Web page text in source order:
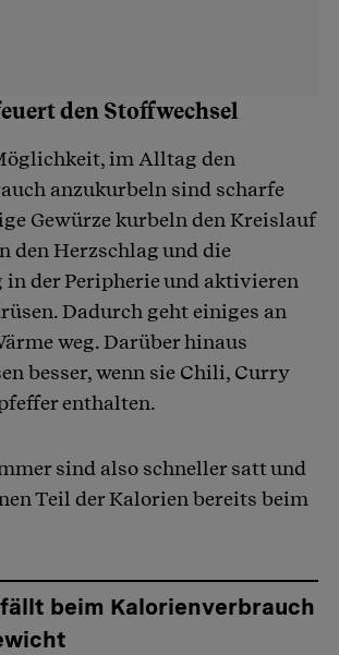
den Stoffwechsel
im Alltag den
anzukurbeln sind scharfe
Gewürze kurbeln den Kreislauf
den Herzschlag und die
der Peripherie und aktivieren
Dadurch geht einiges an
weg. Darüber hinaus
besser, wenn sie Chili, Curry
enthalten.
sind also schneller satt und
Teil der Kalorien bereits beim
beim Kalorienverbrauch